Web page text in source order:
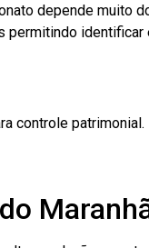
depende muito
controle patrimonial.